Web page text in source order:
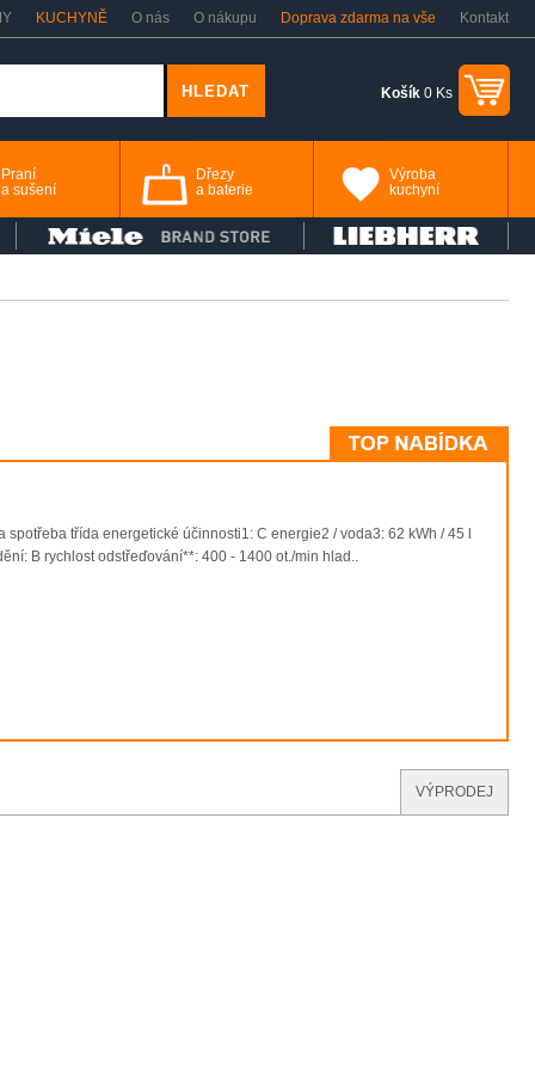
KUCHYNĚ O nás O nákupu Doprava zdarma na vše Kontakt
Košík0 Ks
Praní
a sušení
Dřezy
a baterie
Výroba
kuchyní
třída energetické účinnosti1: C energie2 / voda3: 62 kWh / 45 l
B rychlost odstřeďování**: 400 - 1400 ot./min hlad..
VÝPRODEJ